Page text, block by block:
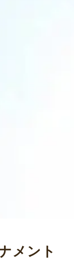
メント